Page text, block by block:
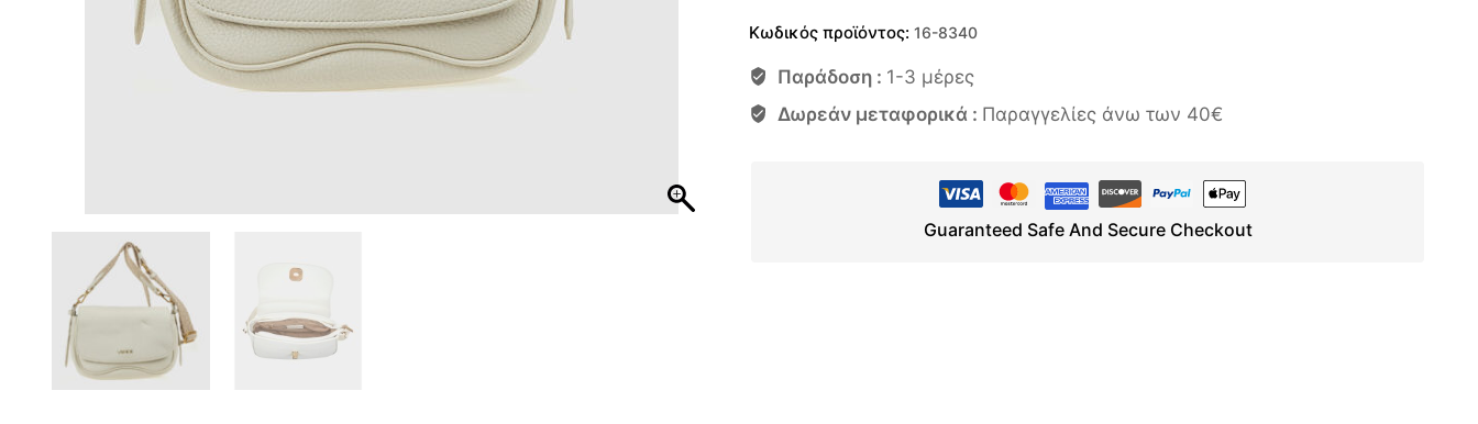
Κωδικός προϊόντος: 16-8340
Παράδοση : 1-3 μέρες
Δωρεάν μεταφορικά : Παραγγελίες άνω των 40€
Guaranteed Safe And Secure Checkout